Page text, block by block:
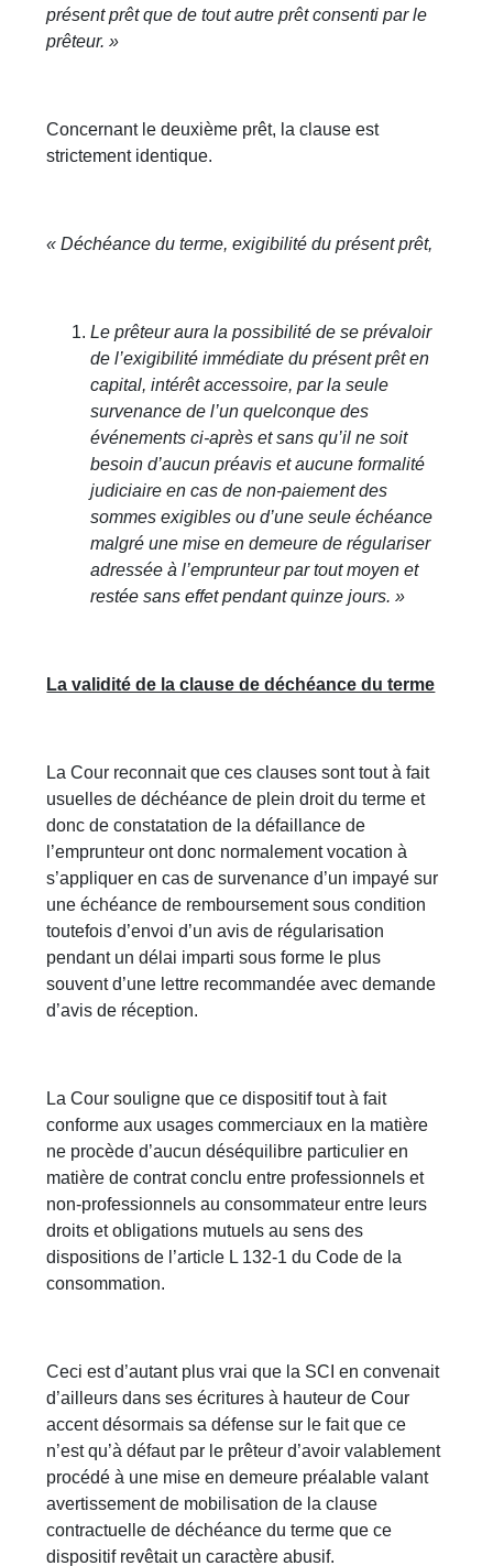
présent prêt que de tout autre prêt consenti par le
prêteur. »
Concernant le deuxième prêt, la clause est
strictement identique.
« Déchéance du terme, exigibilité du présent prêt,
Le prêteur aura la possibilité de se prévaloir
de l’exigibilité immédiate du présent prêt en
capital, intérêt accessoire, par la seule
survenance de l’un quelconque des
événements ci-après et sans qu’il ne soit
besoin d’aucun préavis et aucune formalité
judiciaire en cas de non-paiement des
sommes exigibles ou d’une seule échéance
malgré une mise en demeure de régulariser
adressée à l’emprunteur par tout moyen et
restée sans effet pendant quinze jours. »
La validité de la clause de déchéance du terme
La Cour reconnait que ces clauses sont tout à fait
usuelles de déchéance de plein droit du terme et
donc de constatation de la défaillance de
l’emprunteur ont donc normalement vocation à
s’appliquer en cas de survenance d’un impayé sur
une échéance de remboursement sous condition
toutefois d’envoi d’un avis de régularisation
pendant un délai imparti sous forme le plus
souvent d’une lettre recommandée avec demande
d’avis de réception.
La Cour souligne que ce dispositif tout à fait
conforme aux usages commerciaux en la matière
ne procède d’aucun déséquilibre particulier en
matière de contrat conclu entre professionnels et
non-professionnels au consommateur entre leurs
droits et obligations mutuels au sens des
dispositions de l’article L 132-1 du Code de la
consommation.
Ceci est d’autant plus vrai que la SCI en convenait
d’ailleurs dans ses écritures à hauteur de Cour
accent désormais sa défense sur le fait que ce
n’est qu’à défaut par le prêteur d’avoir valablement
procédé à une mise en demeure préalable valant
avertissement de mobilisation de la clause
contractuelle de déchéance du terme que ce
dispositif revêtait un caractère abusif.